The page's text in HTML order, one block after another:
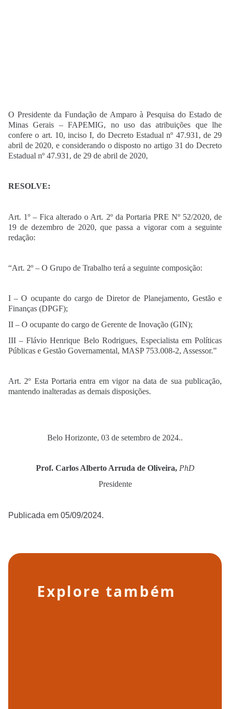
O Presidente da Fundação de Amparo à Pesquisa do Estado de
Minas Gerais – FAPEMIG, no uso das atribuições que lhe
confere o art. 10, inciso I, do Decreto Estadual nº 47.931, de 29
abril de 2020, e considerando o disposto no artigo 31 do Decreto
Estadual nº 47.931, de 29 de abril de 2020,
RESOLVE:
Art. 1º – Fica alterado o Art. 2º da Portaria PRE Nº 52/2020, de
19 de dezembro de 2020, que passa a vigorar com a seguinte
redação:
“Art. 2º – O Grupo de Trabalho terá a seguinte composição:
I – O ocupante do cargo de Diretor de Planejamento, Gestão e
Finanças (DPGF);
II – O ocupante do cargo de Gerente de Inovação (GIN);
III – Flávio Henrique Belo Rodrigues, Especialista em Políticas
Públicas e Gestão Governamental, MASP 753.008-2, Assessor.”
Art. 2º Esta Portaria entra em vigor na data de sua publicação,
mantendo inalteradas as demais disposições.
Belo Horizonte, 03 de setembro de 2024..
Prof. Carlos Alberto Arruda de Oliveira, PhD
Presidente
Publicada em 05/09/2024.
Explore também